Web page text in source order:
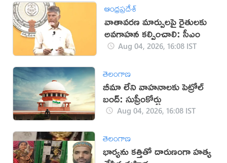
ఆంధ్రప్రదేశ్
వాతావరణ మార్పులపై రైతులకు
అవగాహన కల్పించాలి: సీఎం
Aug 04, 2026, 16:08 IST
తెలంగాణ
బీమా లేని వాహనాలకు పెట్రోల్
బంద్: సుప్రీంకోర్టు
Aug 04, 2026, 16:08 IST
తెలంగాణ
భార్యను కత్తితో దారుణంగా హత్య